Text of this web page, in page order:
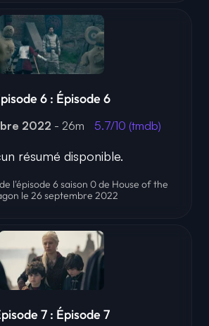
6 : Épisode 6
2022 - 26m 5.7/10 (tmdb)
résumé disponible.
l'épisode 6 saison 0 de House of the
le 26 septembre 2022
7 : Épisode 7